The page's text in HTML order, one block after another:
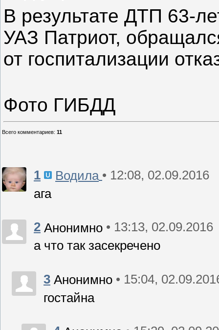
В результате ДТП 63-
УАЗ Патриот,
от госпитализации
Фото ГИБДД
Всего комментариев: 11
1 Водила • 12:08, 02.09.2016
ага
2 Анонимно • 13:13, 02.09.2016
а что так засекречено
3 Анонимно • 15:04,
гостайна